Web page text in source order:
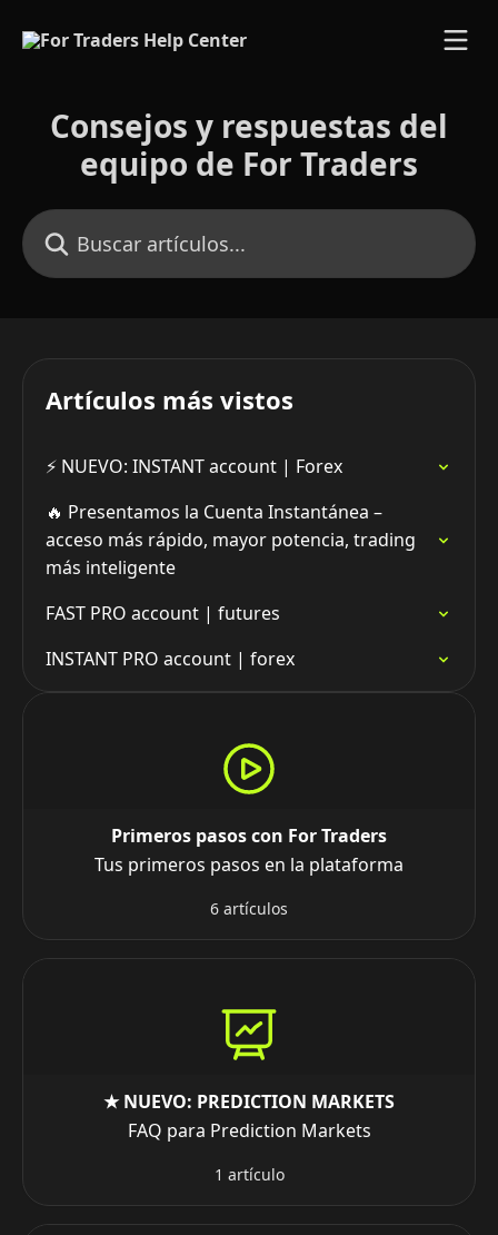
Consejos y respuestas del
equipo de For Traders
Buscar artículos...
Artículos más vistos
⚡️ NUEVO: INSTANT account | Forex
🔥 Presentamos la Cuenta Instantánea –
acceso más rápido, mayor potencia, trading
más inteligente
FAST PRO account | futures
INSTANT PRO account | forex
Primeros pasos con For Traders
Tus primeros pasos en la plataforma
6 artículos
★ NUEVO: PREDICTION MARKETS
FAQ para Prediction Markets
1 artículo